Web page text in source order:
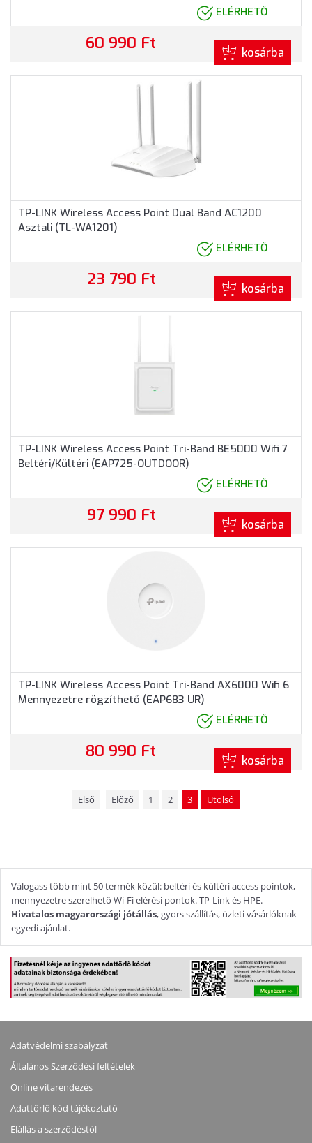
ELÉRHETŐ
60 990 Ft kosárba
TP-LINK Wireless Access Point Dual Band AC1200
Asztali (TL-WA1201)
ELÉRHETŐ
23 790 Ft kosárba
TP-LINK Wireless Access Point Tri-Band BE5000 Wifi 7
Beltéri/Kültéri (EAP725-OUTDOOR)
ELÉRHETŐ
97 990 Ft kosárba
TP-LINK Wireless Access Point Tri-Band AX6000 Wifi 6
Mennyezetre rögzíthető (EAP683 UR)
ELÉRHETŐ
80 990 Ft kosárba
Első Előző 1 2 3 Utolsó
Válogass több mint 50 termék közül: beltéri és kültéri access pointok,
mennyezetre szerelhető Wi-Fi elérési pontok. TP-Link és HPE.
Hivatalos magyarországi jótállás, gyors szállítás, üzleti vásárlóknak
egyedi ajánlat.
Adatvédelmi szabályzat
Általános Szerződési feltételek
Online vitarendezés
Adattörlő kód tájékoztató
Elállás a szerződéstől